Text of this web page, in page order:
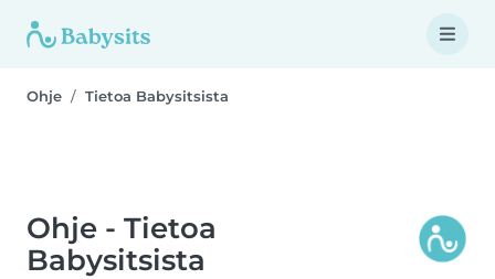
Ohje Tietoa Babysitsista
Ohje - Tietoa
Babysitsista